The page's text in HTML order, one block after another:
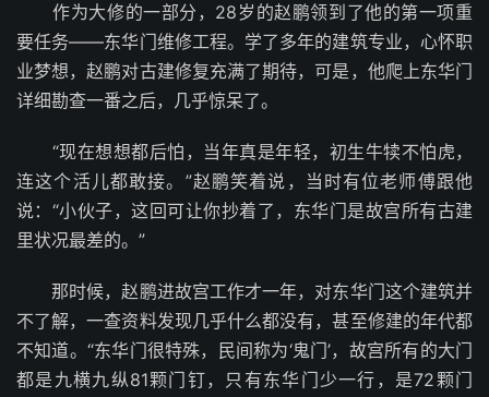
作为大修的一部分，28岁的赵鹏领到了他的第一项重
要任务——东华门维修工程。学了多年的建筑专业，心怀职
业梦想，赵鹏对古建修复充满了期待，可是，他爬上东华门
详细勘查一番之后，几乎惊呆了。
“现在想想都后怕，当年真是年轻，初生牛犊不怕虎，
连这个活儿都敢接。”赵鹏笑着说，当时有位老师傅跟他
说：“小伙子，这回可让你抄着了，东华门是故宫所有古建
里状况最差的。”
那时候，赵鹏进故宫工作才一年，对东华门这个建筑并
不了解，一查资料发现几乎什么都没有，甚至修建的年代都
不知道。“东华门很特殊，民间称为‘鬼门’，故宫所有的大门
都是九横九纵81颗门钉，只有东华门少一行，是72颗门